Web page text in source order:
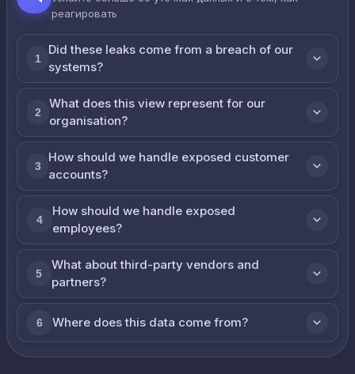
реагировать
1
Did these leaks come from a breach of our
systems?
2
What does this view represent for our
organisation?
3
How should we handle exposed customer
accounts?
4
How should we handle exposed
employees?
5
What about third-party vendors and
partners?
6 Where does this data come from?